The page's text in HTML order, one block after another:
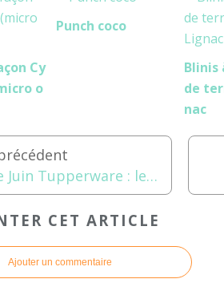
Cy
o
Punch coco
Blinis
de
nac
Promo de Juin Tupperware : les moules silicones !
CET ARTICLE
Ajouter un commentaire